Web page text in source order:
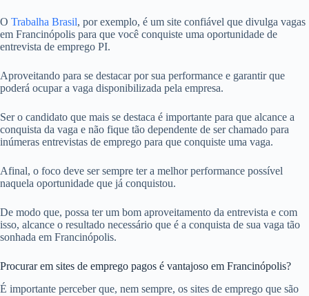
O Trabalha Brasil, por exemplo, é um site confiável que divulga vagas
em Francinópolis para que você conquiste uma oportunidade de
entrevista de emprego PI.
Aproveitando para se destacar por sua performance e garantir que
poderá ocupar a vaga disponibilizada pela empresa.
Ser o candidato que mais se destaca é importante para que alcance a
conquista da vaga e não fique tão dependente de ser chamado para
inúmeras entrevistas de emprego para que conquiste uma vaga.
Afinal, o foco deve ser sempre ter a melhor performance possível
naquela oportunidade que já conquistou.
De modo que, possa ter um bom aproveitamento da entrevista e com
isso, alcance o resultado necessário que é a conquista de sua vaga tão
sonhada em Francinópolis.
Procurar em sites de emprego pagos é vantajoso em Francinópolis?
É importante perceber que, nem sempre, os sites de emprego que são